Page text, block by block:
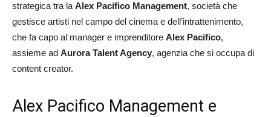
strategica tra la Alex Pacifico Management, società che
gestisce artisti nel campo del cinema e dell’intrattenimento,
che fa capo al manager e imprenditore Alex Pacifico,
assieme ad Aurora Talent Agency, agenzia che si occupa di
content creator.
Alex Pacifico Management e